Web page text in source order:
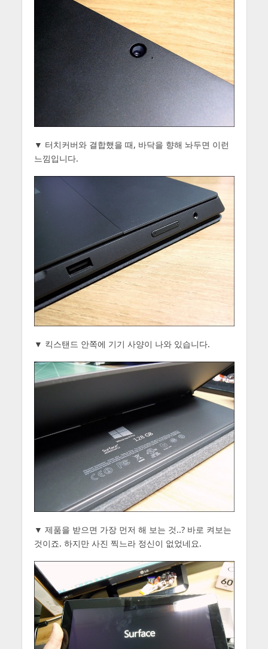
▼ 터치커버와 결합했을 때, 바닥을 향해 놔두면 이런
느낌입니다.
▼ 킥스탠드 안쪽에 기기 사양이 나와 있습니다.
▼ 제품을 받으면 가장 먼저 해 보는 것..? 바로 켜보는
것이죠. 하지만 사진 찍느라 정신이 없었네요.